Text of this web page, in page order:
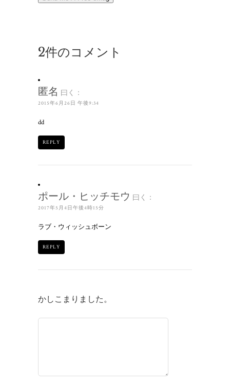
2件のコメント
匿名 曰く：
2015年6月26日 午後9:34
dd
REPLY
ポール・ヒッチモウ 曰く：
2017年5月4日午後4時15分
ラブ・ウィッシュボーン
REPLY
かしこまりました。